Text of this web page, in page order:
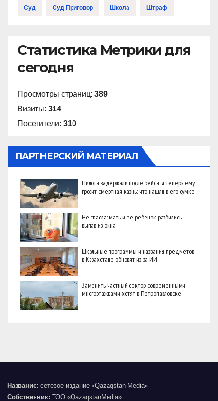
Суд Суд Приговор Школа Штраф
Статистика Метрики для
сегодня
Просмотры страниц: 389
Визиты: 314
Посетители: 310
ПАРТНЕРСКИЙ МАТЕРИАЛ
Пилота задержали после рейса, а теперь ему
грозит смертная казнь: что нашли в его сумке
Не спасла: мать и её ребёнок разбились,
выпав из окна
Школьные программы и названия предметов
в Казахстане обновят из-за ИИ
Заменить частный сектор современными
многоэтажками хотят в Петропавловске
Название: сетевое издание «Qazaqstan Media»
Собственник: ТОО «QazaqstanMedia»